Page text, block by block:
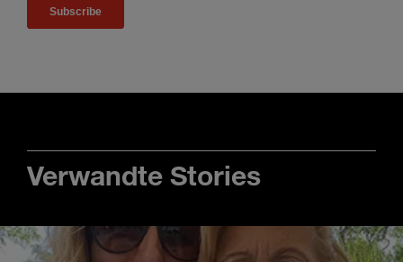
Verwandte Stories